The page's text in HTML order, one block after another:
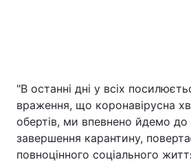
"В останні дні у всіх
враження, що коронавірусна
обертів, ми впевнено йдемо до
завершення карантину,
повноцінного соціального